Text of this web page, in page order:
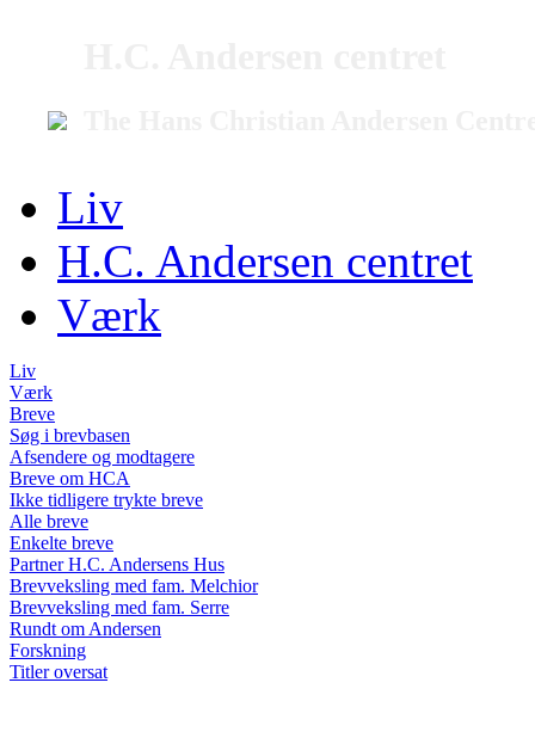
Liv
H.C. Andersen centret
Værk
Liv
Værk
Breve
Søg i brevbasen
Afsendere og modtagere
Breve om HCA
Ikke tidligere trykte breve
Alle breve
Enkelte breve
Partner H.C. Andersens Hus
Brevveksling med fam. Melchior
Brevveksling med fam. Serre
Rundt om Andersen
Forskning
Titler oversat